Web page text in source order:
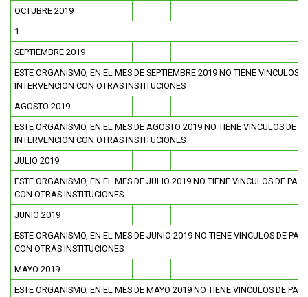
OCTUBRE 2019
1
SEPTIEMBRE 2019
ESTE ORGANISMO, EN EL MES DE SEPTIEMBRE 2019 NO TIENE VINCULOS
INTERVENCION CON OTRAS INSTITUCIONES
AGOSTO 2019
ESTE ORGANISMO, EN EL MES DE AGOSTO 2019 NO TIENE VINCULOS DE
INTERVENCION CON OTRAS INSTITUCIONES
JULIO 2019
ESTE ORGANISMO, EN EL MES DE JULIO 2019 NO TIENE VINCULOS DE
CON OTRAS INSTITUCIONES
JUNIO 2019
ESTE ORGANISMO, EN EL MES DE JUNIO 2019 NO TIENE VINCULOS DE
CON OTRAS INSTITUCIONES
MAYO 2019
ESTE ORGANISMO, EN EL MES DE MAYO 2019 NO TIENE VINCULOS DE